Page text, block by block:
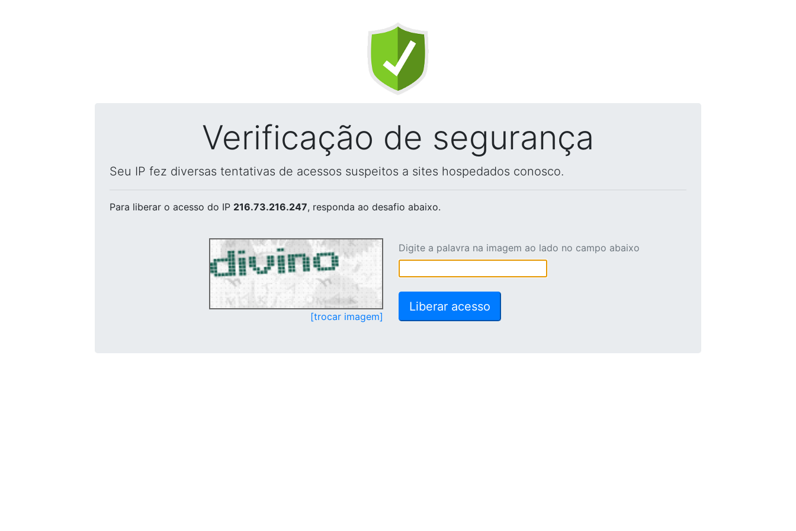
Verificação de segurança
Seu IP fez diversas tentativas de acessos suspeitos a sites hospedados conosco.
Para liberar o acesso do IP 216.73.216.247, responda ao desafio abaixo.
[trocar imagem]
Digite a palavra na imagem ao lado no campo abaixo